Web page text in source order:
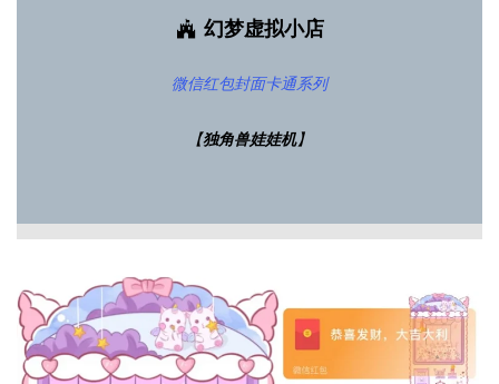
幻梦虚拟小店
微信红包封面卡通系列
【独角兽娃娃机】